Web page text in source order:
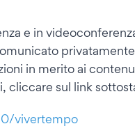
e in
in merito ai
cliccare sul link
vivertempo